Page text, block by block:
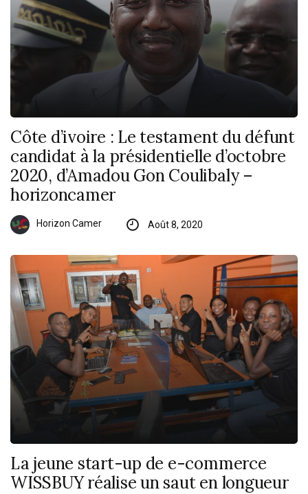
Côte d’ivoire : Le testament du défunt
candidat à la présidentielle d’octobre
2020, d’Amadou Gon Coulibaly –
horizoncamer
Horizon Camer Août 8, 2020
La jeune start-up de e-commerce
WISSBUY réalise un saut en longueur